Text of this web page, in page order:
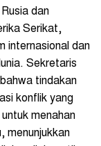
dan
Serikat,
internasional dan
Sekretaris
tindakan
konflik yang
menahan
menunjukkan